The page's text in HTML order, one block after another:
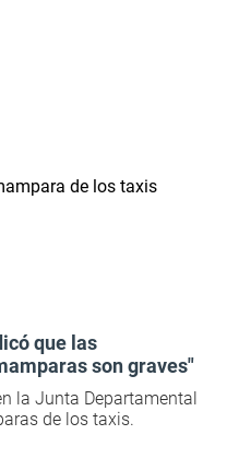
que las
son graves"
la Junta Departamental
de los taxis.